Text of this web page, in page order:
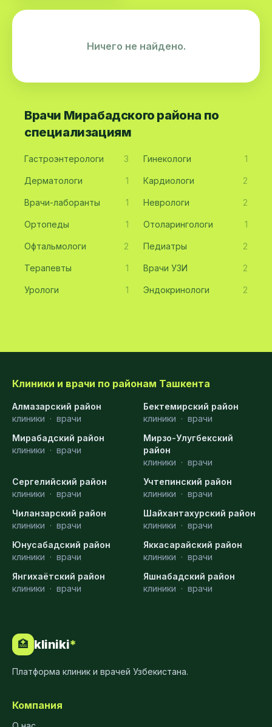
Ничего не найдено.
Врачи Мирабадского района по
специализациям
Гастроэнтерологи 3 Гинекологи 1
Дерматологи 1 Кардиологи 2
Врачи-лаборанты 1 Неврологи 2
Ортопеды 1 Отоларингологи 1
Офтальмологи 2 Педиатры 2
Терапевты 1 Врачи УЗИ 2
Урологи 1 Эндокринологи 2
Клиники и врачи по районам Ташкента
Алмазарский район
клиники · врачи
Бектемирский район
клиники · врачи
Мирабадский район
клиники · врачи
Мирзо-Улугбекский
район
клиники · врачи
Сергелийский район
клиники · врачи
Учтепинский район
клиники · врачи
Чиланзарский район
клиники · врачи
Шайхантахурский район
клиники · врачи
Юнусабадский район
клиники · врачи
Яккасарайский район
клиники · врачи
Янгихаётский район
клиники · врачи
Яшнабадский район
клиники · врачи
🏥 kliniki*
Платформа клиник и врачей Узбекистана.
Компания